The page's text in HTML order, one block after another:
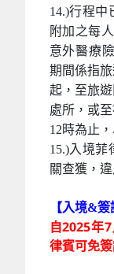
14.)行程中
附加之每
意外醫療
期間係指
起，至旅
處所，或
12時為止
15.)入境
關查獲，
【入境&簽
自2025年
律賓可免